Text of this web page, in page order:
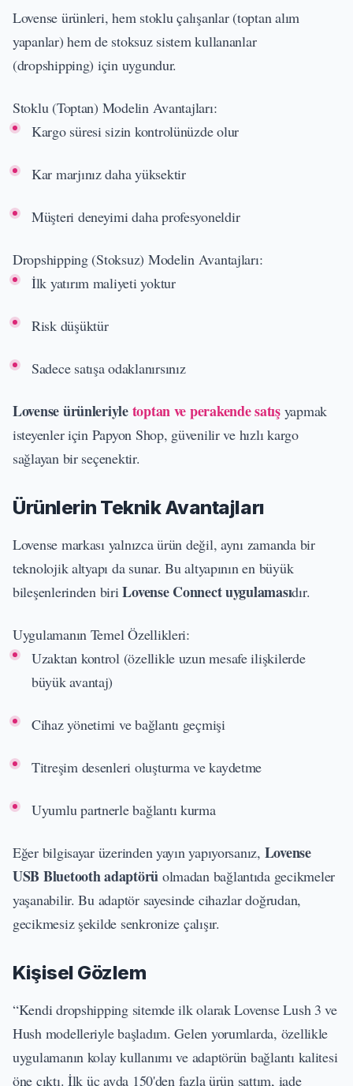
Lovense ürünleri, hem stoklu çalışanlar (toptan alım
yapanlar) hem de stoksuz sistem kullananlar
(dropshipping) için uygundur.
Stoklu (Toptan) Modelin Avantajları:
Kargo süresi sizin kontrolünüzde olur
Kar marjınız daha yüksektir
Müşteri deneyimi daha profesyoneldir
Dropshipping (Stoksuz) Modelin Avantajları:
İlk yatırım maliyeti yoktur
Risk düşüktür
Sadece satışa odaklanırsınız
Lovense ürünleriyletoptan ve perakende satışyapmak
isteyenler için Papyon Shop, güvenilir ve hızlı kargo
sağlayan bir seçenektir.
Ürünlerin Teknik Avantajları
Lovense markası yalnızca ürün değil, aynı zamanda bir
teknolojik altyapı da sunar. Bu altyapının en büyük
bileşenlerinden biriLovense Connect uygulamasıdır.
Uygulamanın Temel Özellikleri:
Uzaktan kontrol (özellikle uzun mesafe ilişkilerde
büyük avantaj)
Cihaz yönetimi ve bağlantı geçmişi
Titreşim desenleri oluşturma ve kaydetme
Uyumlu partnerle bağlantı kurma
Eğer bilgisayar üzerinden yayın yapıyorsanız, Lovense
USB Bluetooth adaptörü olmadan bağlantıda gecikmeler
yaşanabilir. Bu adaptör sayesinde cihazlar doğrudan,
gecikmesiz şekilde senkronize çalışır.
Kişisel Gözlem
“Kendi dropshipping sitemde ilk olarak Lovense Lush 3 ve
Hush modelleriyle başladım. Gelen yorumlarda, özellikle
uygulamanın kolay kullanımı ve adaptörün bağlantı kalitesi
öne çıktı. İlk üç ayda 150'den fazla ürün sattım, iade